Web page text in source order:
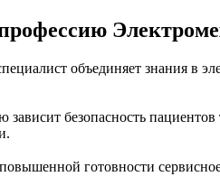
объединяет знания в
безопасность
готовности